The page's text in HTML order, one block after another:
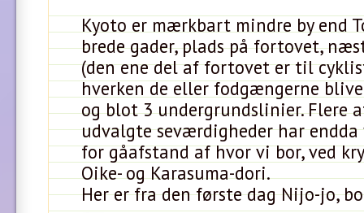
Kyoto er mærkbart mindre by end
brede gader, plads på fortovet,
(den ene del af fortovet er til
hverken de eller fodgængerne
og blot 3 undergrundslinier. Flere
udvalgte seværdigheder har
for gåafstand af hvor vi bor, ved
Oike- og Karasuma-dori.
Her er fra den første dag Nijo-jo,